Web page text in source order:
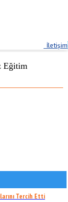
İletişim
Eğitim
Tercih Etti